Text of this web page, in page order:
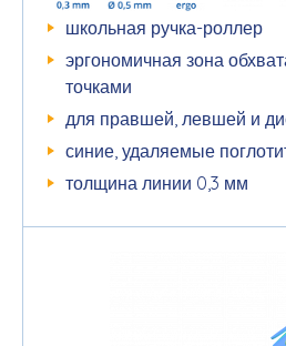
школьная ручка-роллер
эргономичная зона
точками
для правшей, левшей и
синие, удаляемые
толщина линии 0,3 мм